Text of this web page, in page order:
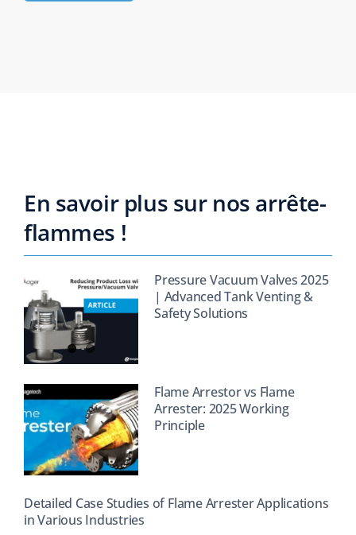
En savoir plus sur nos arrête-
flammes !
Pressure Vacuum Valves 2025
| Advanced Tank Venting &
Safety Solutions
Flame Arrestor vs Flame
Arrester: 2025 Working
Principle
Detailed Case Studies of Flame Arrester Applications
in Various Industries